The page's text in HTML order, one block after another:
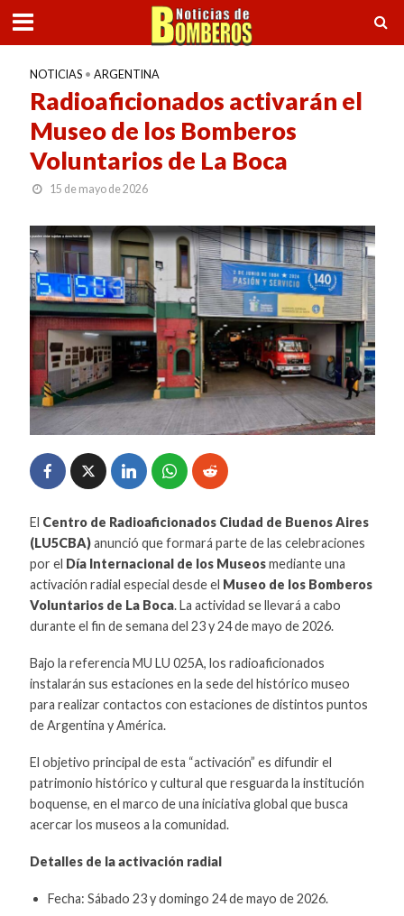
NOTICIAS • ARGENTINA
Radioaficionados activarán el
Museo de los Bomberos
Voluntarios de La Boca
15 de mayo de 2026
El Centro de Radioaficionados Ciudad de Buenos Aires
(LU5CBA)anunció que formará parte de las celebraciones
por el Día Internacional de los Museosmediante una
activación radial especial desde el Museo de los Bomberos
Voluntarios de La Boca. La actividad se llevará a cabo
durante el fin de semana del 23 y 24 de mayo de 2026.
Bajo la referencia MU LU 025A, los radioaficionados
instalarán sus estaciones en la sede del histórico museo
para realizar contactos con estaciones de distintos puntos
de Argentina y América.
El objetivo principal de esta “activación” es difundir el
patrimonio histórico y cultural que resguarda la institución
boquense, en el marco de una iniciativa global que busca
acercar los museos a la comunidad.
Detalles de la activación radial
Fecha: Sábado 23 y domingo 24 de mayo de 2026.